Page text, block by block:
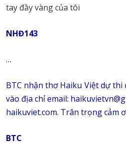
tay đầy vàng của tôi
NHĐ143
…
BTC nhận thơ Haiku Việt dự
vào địa chỉ email:
haikuviet.com. Trân trọng cảm
BTC